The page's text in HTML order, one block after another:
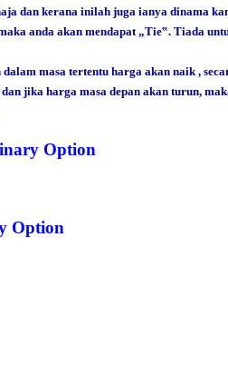
dan kerana inilah juga ianya dinama
anda akan mendapat „Tie‟. Tiada
masa tertentu harga akan naik ,
jika harga masa depan akan turun,
Option
Option